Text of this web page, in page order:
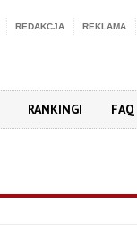
REDAKCJA REKLAMA
RANKINGI FAQ